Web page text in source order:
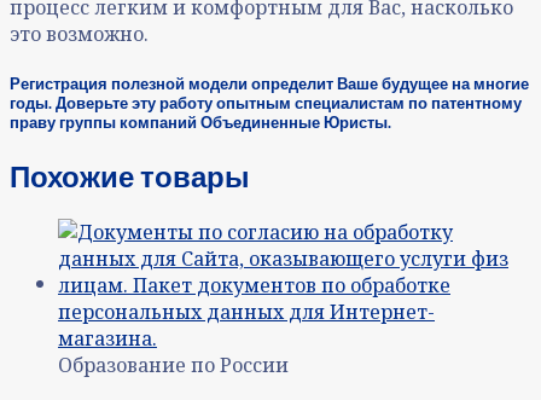
процесс легким и комфортным для Вас, насколько
это возможно.
Регистрация полезной модели определит Ваше будущее на многие
годы. Доверьте эту работу опытным специалистам по патентному
праву группы компаний Объединенные Юристы.
Похожие товары
Образование по России